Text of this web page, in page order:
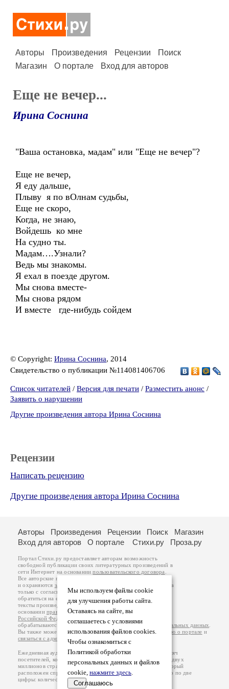
Авторы Произведения Рецензии
Поиск
Магазин
О портале Вход для авторов
Еще не вечер...
Ирина Соснина
"Ваша остановка, мадам" или "Еще не вечер"?
Еще не вечер,
Я еду дальше,
Плыву я по вОлнам судьбы,
Еще не скоро,
Когда, не знаю,
Войдешь ко мне
На судно ты.
Мадам….Узнали?
Ведь мы знакомы.
Я ехал в поезде другом.
Мы снова вместе-
Мы снова рядом
И вместе где-нибудь сойдем
© Copyright: Ирина Соснина, 2014
Свидетельство о публикации №114081406706
Список читателей / Версия для печати / Разместить анонс /
Заявить о нарушении
Другие произведения автора Ирина Соснина
Рецензии
Написать рецензию
Другие произведения автора Ирина Соснина
Мы используем файлы cookie
для улучшения работы сайта.
Оставаясь на сайте, вы
соглашаетесь с условиями
использования файлов cookies.
Чтобы ознакомиться с
Политикой обработки
персональных данных и файлов
cookie, нажмите здесь.
Соглашаюсь
Авторы Произведения Рецензии Поиск
Магазин
Вход для авторов
О портале Стихи.ру Проза.ру
Портал Стихи.ру предоставляет авторам возможность
свободной публикации своих литературных произведений в
сети Интернет на основаниипользовательского договора
Все авторские права на произведения принадлежат авторам
и охраняются законом
. Перепечатка произведений возможна
только с согласия его автора, к которому вы можете
обратиться на его авторской странице. Ответственность за
тексты произведений авторы несут самостоятельно на
основанииправил публикацииизаконодательства
Российской Федерации
обрабатываются на основанииПолитики обработки персональных данных
Вы также можете посмотреть более подробнуюинформацию о портале и
связаться с администрацией
Ежедневная аудитория портала Стихи.ру – порядка 200 тысяч
посетителей, которые в общей сумме просматривают более двух
миллионов страниц по данным счетчика посещаемости, который
расположен справа от этого текста. В каждой графе указано по две
цифры: количество просмотров и количество посетителей.